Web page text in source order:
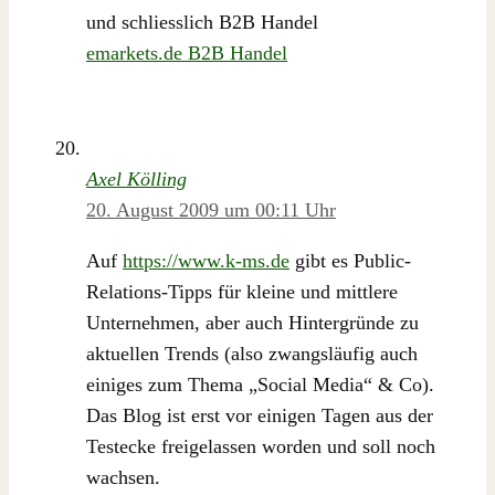
und schliesslich B2B Handel
emarkets.de B2B Handel
Axel Kölling
20. August 2009 um 00:11 Uhr
Auf https://www.k-ms.de gibt es Public-
Relations-Tipps für kleine und mittlere
Unternehmen, aber auch Hintergründe zu
aktuellen Trends (also zwangsläufig auch
einiges zum Thema „Social Media“ & Co).
Das Blog ist erst vor einigen Tagen aus der
Testecke freigelassen worden und soll noch
wachsen.